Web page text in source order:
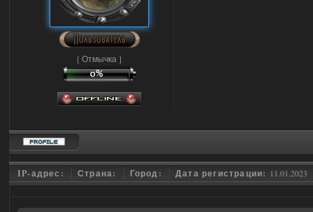
[ Отмычка ]
IP-адрес: Страна: Город: Дата регистрации: 11.01.2023